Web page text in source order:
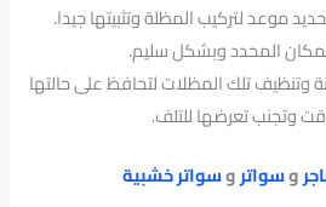
موعد لتركيب المظلة وتثبيتها جيدا.
المحدد وبشكل سليم.
وتنظيف تلك المظلات لتحافظ على حالتها
وتجنب تعرضها للتلف.
وسواتروسواتر خشبية